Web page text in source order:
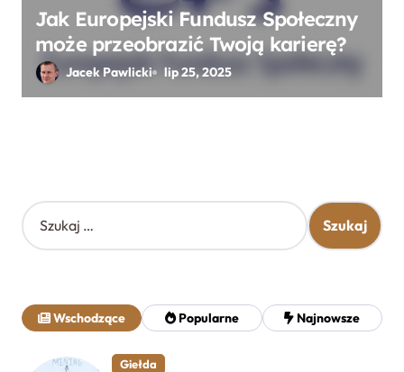
Jak Europejski Fundusz Społeczny
może przeobrazić Twoją karierę?
Jacek Pawlicki lip 25, 2025
S
z
j
:
Wschodzące Popularne Najnowsze
Giełda